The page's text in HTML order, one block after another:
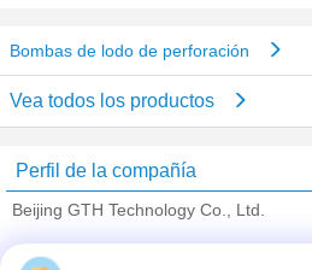
Bombas de lodo de perforación
Vea todos los productos
Perfil de la compañía
Beijing GTH Technology Co., Ltd.